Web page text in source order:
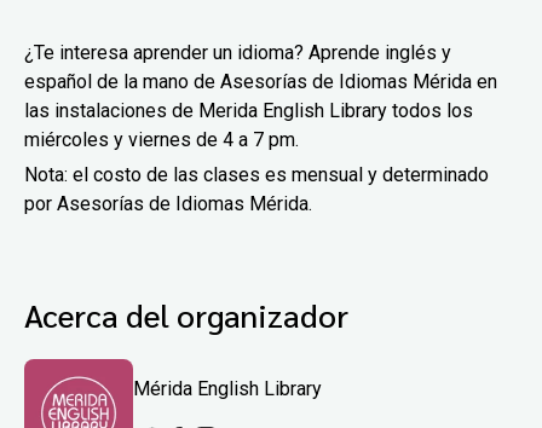
¿Te interesa aprender un idioma? Aprende inglés y
español de la mano de Asesorías de Idiomas Mérida en
las instalaciones de Merida English Library todos los
miércoles y viernes de 4 a 7 pm.
Nota: el costo de las clases es mensual y determinado
por Asesorías de Idiomas Mérida.
Acerca del organizador
Mérida English Library